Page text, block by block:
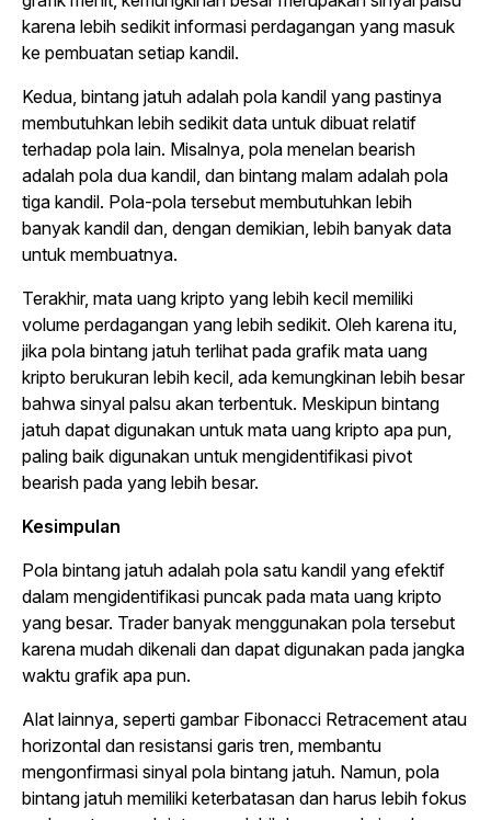
karena lebih sedikit informasi perdagangan yang masuk
ke pembuatan setiap kandil.
Kedua, bintang jatuh adalah pola kandil yang pastinya
membutuhkan lebih sedikit data untuk dibuat relatif
terhadap pola lain. Misalnya, pola menelan bearish
adalah pola dua kandil, dan bintang malam adalah pola
tiga kandil. Pola-pola tersebut membutuhkan lebih
banyak kandil dan, dengan demikian, lebih banyak data
untuk membuatnya.
Terakhir, mata uang kripto yang lebih kecil memiliki
volume perdagangan yang lebih sedikit. Oleh karena itu,
jika pola bintang jatuh terlihat pada grafik mata uang
kripto berukuran lebih kecil, ada kemungkinan lebih besar
bahwa sinyal palsu akan terbentuk. Meskipun bintang
jatuh dapat digunakan untuk mata uang kripto apa pun,
paling baik digunakan untuk mengidentifikasi pivot
bearish pada yang lebih besar.
Kesimpulan
Pola bintang jatuh adalah pola satu kandil yang efektif
dalam mengidentifikasi puncak pada mata uang kripto
yang besar. Traderbanyak menggunakan pola tersebut
karena mudah dikenali dan dapat digunakan pada jangka
waktu grafik apa pun.
Alat lainnya, seperti gambar Fibonacci Retracement atau
horizontal dan resistansi garis tren, membantu
mengonfirmasi sinyal pola bintang jatuh. Namun, pola
bintang jatuh memiliki keterbatasan dan harus lebih fokus